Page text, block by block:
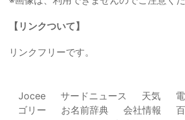
【リンクついて】
リンクフリーです。
Jocee サードニュース 天気
ゴリー
お名前辞典 会社情報